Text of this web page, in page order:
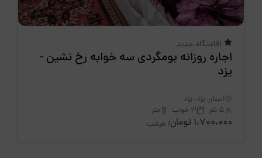
اقامتگاه جدید
اجاره روزانه بومگردی سه خوابه رخ نشین -
یزد
استان یزد، یزد
5 نفر
3 خواب متر
1،700،000 تومان / هرشب